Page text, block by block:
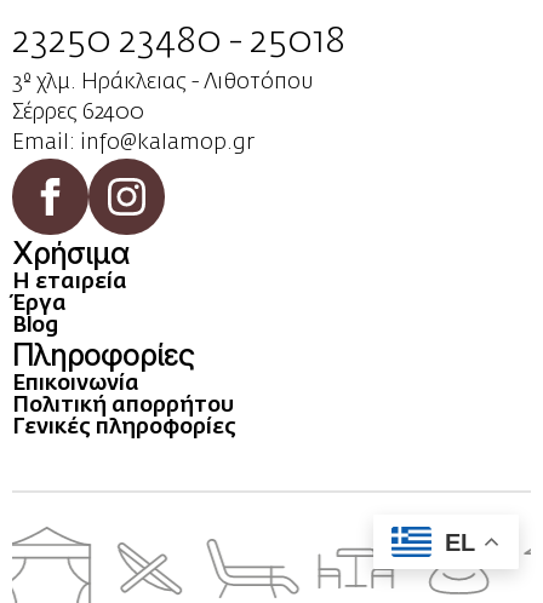
23250 23480 - 25018
3º χλμ. Ηράκλειας - Λιθοτόπου
Σέρρες 62400
Email: info@kalamop.gr
Χρήσιμα
Η εταιρεία
Έργα
Blog
Πληροφορίες
Επικοινωνία
Πολιτική απορρήτου
Γενικές πληροφορίες
EL